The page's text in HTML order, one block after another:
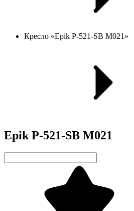
Кресло «Epik P-521-SB M021»
Epik P-521-SB M021